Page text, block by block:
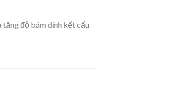
độ bám dính kết cấu